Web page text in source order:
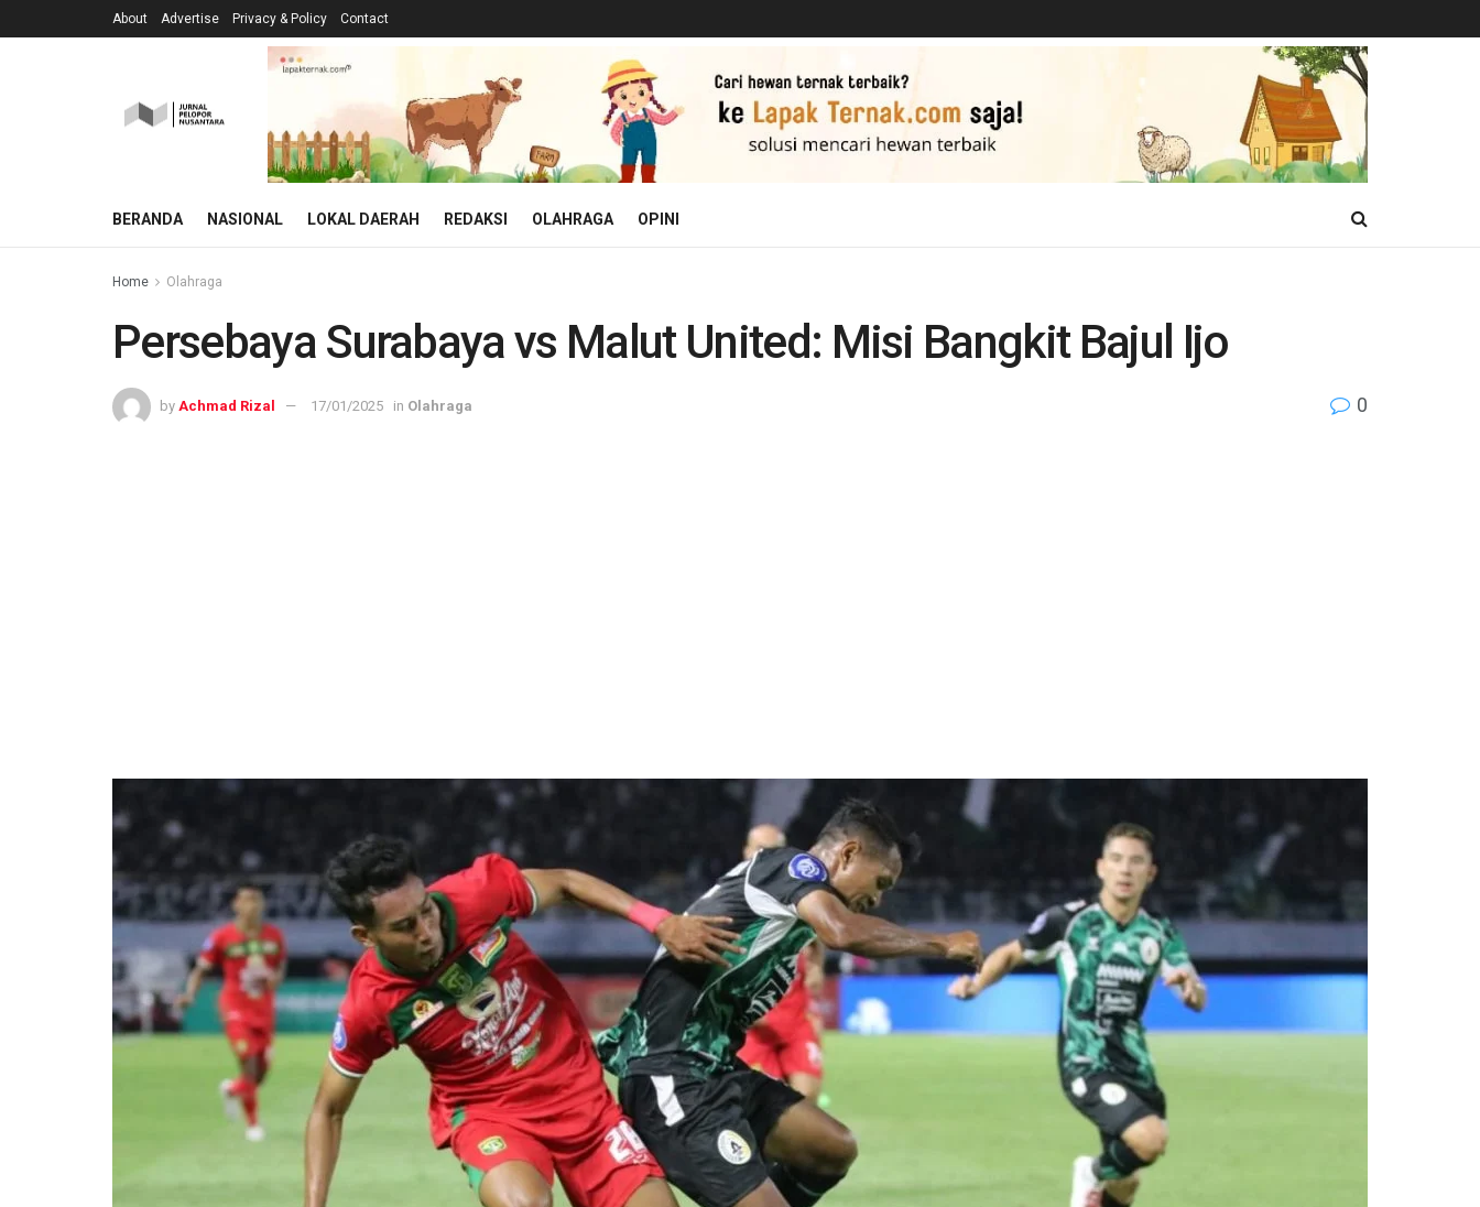
About Advertise Privacy & Policy Contact
BERANDA NASIONAL LOKAL DAERAH REDAKSI OLAHRAGA OPINI
Home Olahraga
Persebaya Surabaya vs Malut United: Misi Bangkit Bajul Ijo
by Achmad Rizal 17/01/2025 in Olahraga 0